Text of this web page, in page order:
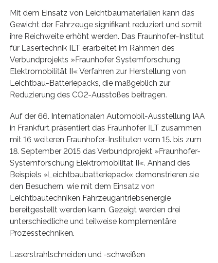
Mit dem Einsatz von Leichtbaumaterialien kann das
Gewicht der Fahrzeuge signifikant reduziert und somit
ihre Reichweite erhöht werden. Das Fraunhofer-Institut
für Lasertechnik ILT erarbeitet im Rahmen des
Verbundprojekts »Fraunhofer Systemforschung
Elektromobilität II« Verfahren zur Herstellung von
Leichtbau-Batteriepacks, die maßgeblich zur
Reduzierung des CO2-Ausstoßes beitragen.
Auf der 66. Internationalen Automobil-Ausstellung IAA
in Frankfurt präsentiert das Fraunhofer ILT zusammen
mit 16 weiteren Fraunhofer-Instituten vom 15. bis zum
18. September 2015 das Verbundprojekt »Fraunhofer-
Systemforschung Elektromobilität II«. Anhand des
Beispiels »Leichtbaubatteriepack« demonstrieren sie
den Besuchern, wie mit dem Einsatz von
Leichtbautechniken Fahrzeugantriebsenergie
bereitgestellt werden kann. Gezeigt werden drei
unterschiedliche und teilweise komplementäre
Prozesstechniken.
Laserstrahlschneiden und -schweißen